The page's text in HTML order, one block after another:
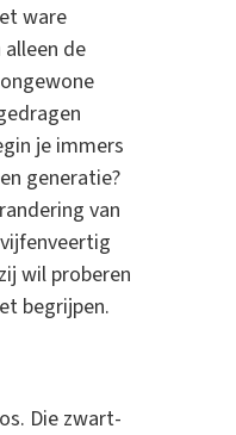
ware
de
je immers
generatie?
van
wil proberen
begrijpen.
Die zwart-